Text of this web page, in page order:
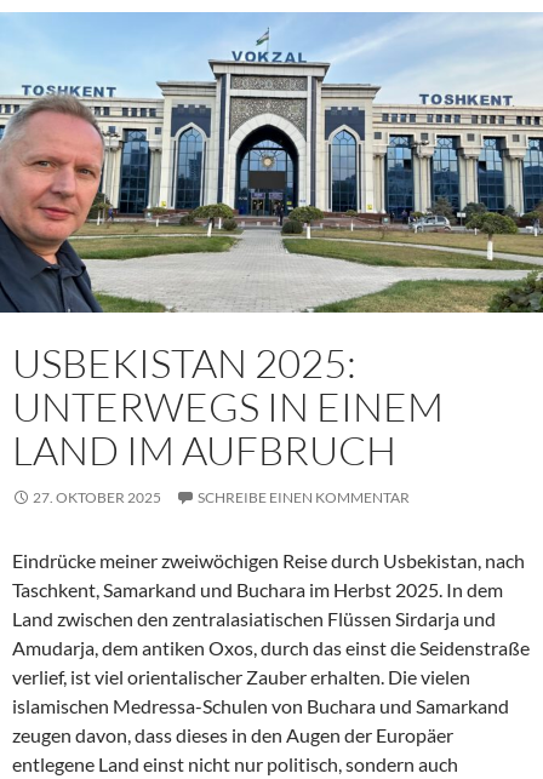
USBEKISTAN 2025:
UNTERWEGS IN EINEM
LAND IM AUFBRUCH
27. OKTOBER 2025 SCHREIBE EINEN KOMMENTAR
Eindrücke meiner zweiwöchigen Reise durch Usbekistan, nach
Taschkent, Samarkand und Buchara im Herbst 2025. In dem
Land zwischen den zentralasiatischen Flüssen Sirdarja und
Amudarja, dem antiken Oxos, durch das einst die Seidenstraße
verlief, ist viel orientalischer Zauber erhalten. Die vielen
islamischen Medressa-Schulen von Buchara und Samarkand
zeugen davon, dass dieses in den Augen der Europäer
entlegene Land einst nicht nur politisch, sondern auch